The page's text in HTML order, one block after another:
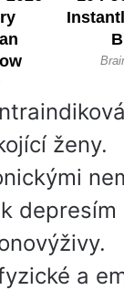
ženy.
depresím
a